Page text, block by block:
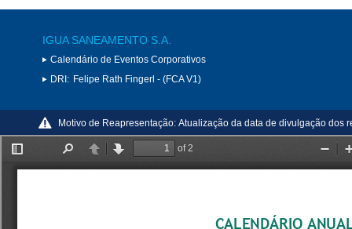
IGUA SANEAMENTO S.A.
Calendário de Eventos Corporativos
DRI: Felipe Rath Fingerl - (FCA V1)
Motivo de Reapresentação: Atualização da data de divulgação dos